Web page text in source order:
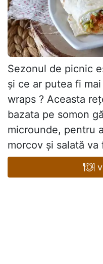
Sezonul de picnic
și ce ar putea fi
wraps ? Aceasta
bazata pe somon
microunde, pentru
morcov și salată